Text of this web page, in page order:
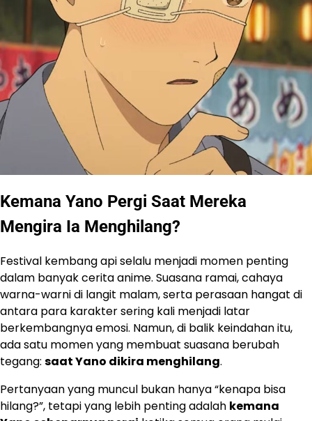
Kemana Yano Pergi Saat Mereka
Mengira Ia Menghilang?
Festival kembang api selalu menjadi momen penting
dalam banyak cerita anime. Suasana ramai, cahaya
warna-warni di langit malam, serta perasaan hangat di
antara para karakter sering kali menjadi latar
berkembangnya emosi. Namun, di balik keindahan itu,
ada satu momen yang membuat suasana berubah
tegang: saat Yano dikira menghilang.
Pertanyaan yang muncul bukan hanya “kenapa bisa
hilang?”, tetapi yang lebih penting adalah kemana